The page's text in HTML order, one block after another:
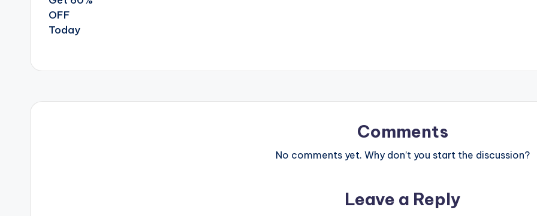
Comments
No comments yet. Why don’t you start the discussion?
Leave a Reply